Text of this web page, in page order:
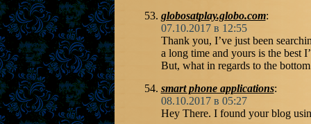
globosatplay.globo.com:
07.10.2017 в 12:55
Thank you, I’ve just been
a long time and yours is the best
But, what in regards to the
smart phone applications:
08.10.2017 в 05:27
Hey There. I found your blog